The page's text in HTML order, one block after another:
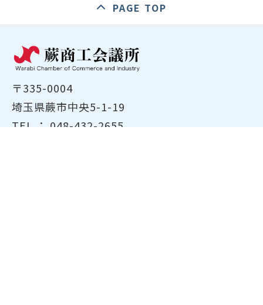
PAGE TOP
〒335-0004
埼玉県蕨市中央5-1-19
TEL ： 048-432-2655